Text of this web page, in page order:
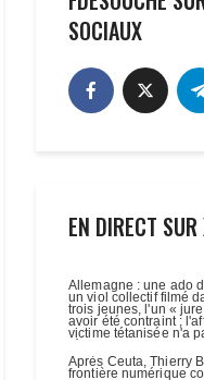
SOCIAUX
EN DIRECT